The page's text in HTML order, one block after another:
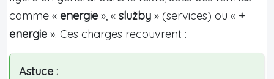
comme « energie », « služby » (services) ou « +
energie ». Ces charges recouvrent :
Astuce :